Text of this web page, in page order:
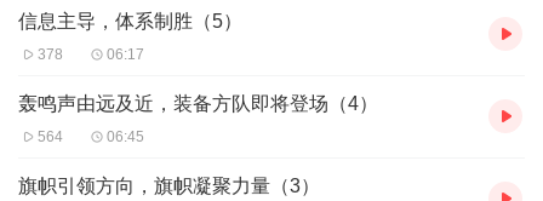
信息主导，体系制胜（5）
378 06:17
轰鸣声由远及近，装备方队即将登场（4）
564 06:45
旗帜引领方向，旗帜凝聚力量（3）